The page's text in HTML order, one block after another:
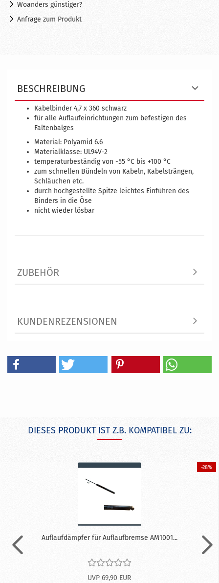
Woanders günstiger?
Anfrage zum Produkt
BESCHREIBUNG
Kabelbinder 4,7 x 360 schwarz
für alle Auflaufeinrichtungen zum befestigen des
Faltenbalges
Material: Polyamid 6.6
Materialklasse: UL94V-2
temperaturbeständig von -55 °C bis +100 °C
zum schnellen Bündeln von Kabeln, Kabelsträngen,
Schläuchen etc.
durch hochgestellte Spitze leichtes Einführen des
Binders in die Öse
nicht wieder lösbar
ZUBEHÖR
KUNDENREZENSIONEN
DIESES PRODUKT IST Z.B. KOMPATIBEL ZU:
-28%
Auflaufdämpfer für Auflaufbremse AM1001...
UVP 69,90 EUR